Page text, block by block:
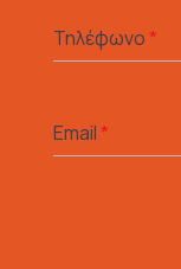
Τηλέφωνο *
Email *